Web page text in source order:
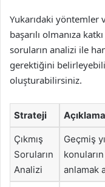
Yukarıdaki yöntemler
başarılı olmanıza
soruların analizi ile
gerektiğini
oluşturabilirsiniz.
Strateji Açıklama
Çıkmış
Soruların
Analizi
Geçmiş
anlamak